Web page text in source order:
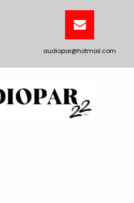
audiopar@hotmail.com